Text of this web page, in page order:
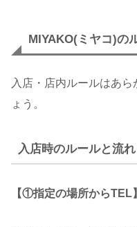
MIYAKO(ミヤコ)の
入店・店内ルールはあ
ょう。
入店時のルールと流れ
【①指定の場所からTEL】